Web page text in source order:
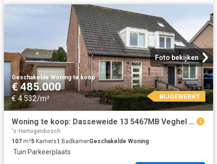
Foto bekijken
Geschakelde Woning·te koop
€ 485.000
€ 4.532/m² BIJGEWERKT
Woning te koop: Dasseweide 13 5467MB Veghel Vastgoed Nederland
's-Hertogenbosch
107 m²5 Kamers1 BadkamerGeschakelde Woning
·Tuin·Parkeerplaats